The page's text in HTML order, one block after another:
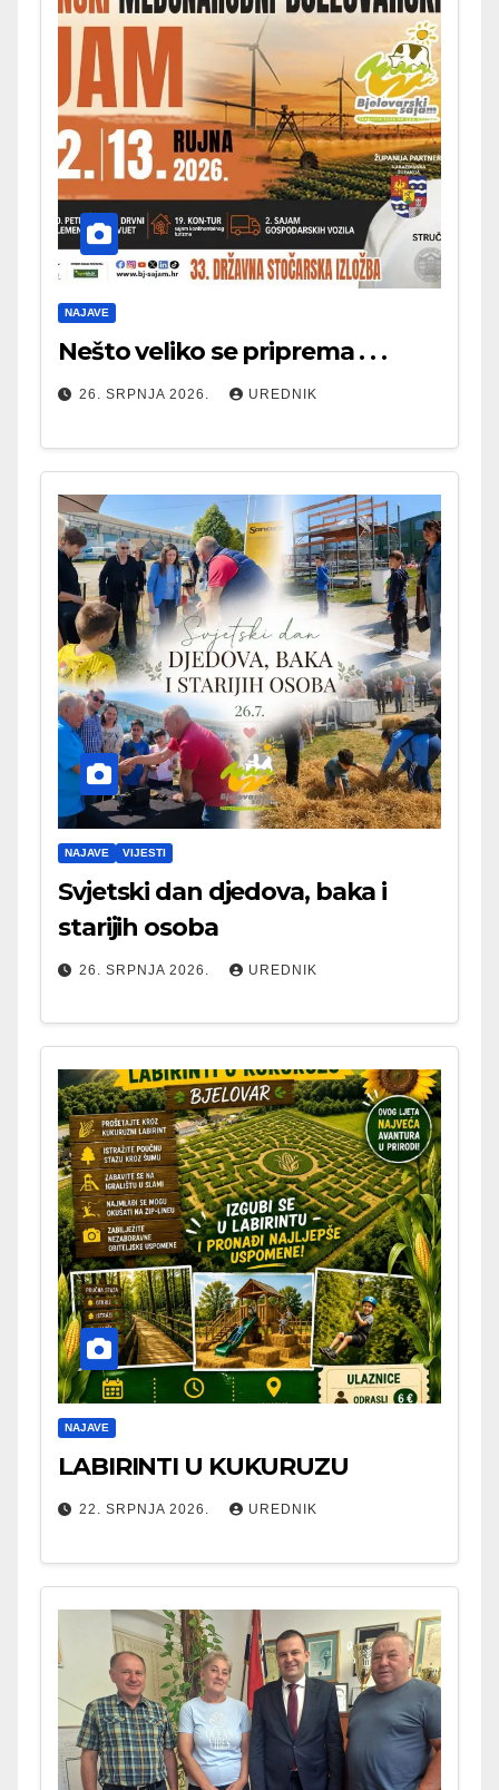
NAJAVE
Nešto veliko se priprema . . .
26. SRPNJA 2026. UREDNIK
NAJAVE VIJESTI
Svjetski dan djedova, baka i
starijih osoba
26. SRPNJA 2026. UREDNIK
NAJAVE
LABIRINTI U KUKURUZU
22. SRPNJA 2026. UREDNIK